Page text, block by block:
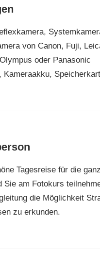
von Canon, Fuji,
oder Panasonic
Kameraakku,
Tagesreise für die
Sie am Fotokurs
die Möglichkeit
zu erkunden.